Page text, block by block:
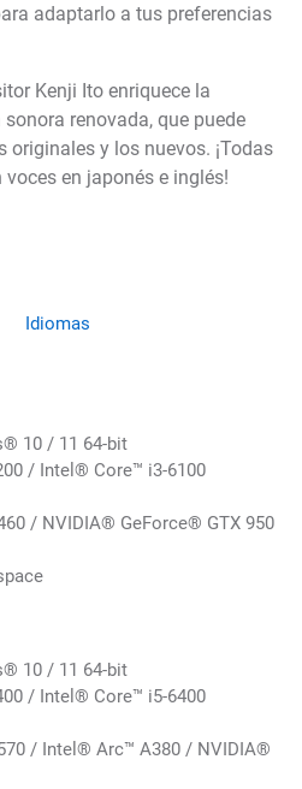
adaptarlo a tus preferencias
Kenji Ito enriquece la
renovada, que puede
originales y los nuevos. ¡Todas
en japonés e inglés!
Idiomas
10 / 11 64-bit
/ Intel® Core™ i3-6100
/ NVIDIA® GeForce® GTX 950
10 / 11 64-bit
/ Intel® Core™ i5-6400
/ Intel® Arc™ A380 / NVIDIA®